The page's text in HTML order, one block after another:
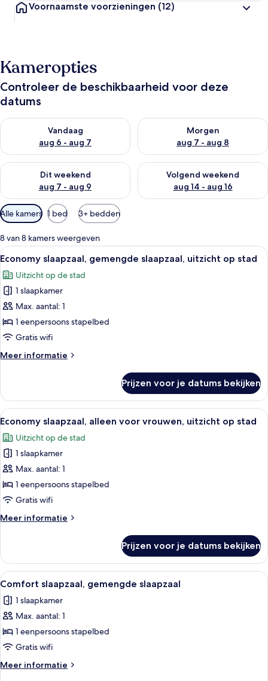
Voornaamste voorzieningen (12)
Kameropties
Controleer de beschikbaarheid voor deze
datums
Vandaag
aug 6 - aug 7
De beschikbaarheid controleren voor vanavond aug 6 - aug 7
Morgen
aug 7 - aug 8
De beschikbaarheid
Dit weekend
aug 7 - aug 9
De beschikbaarheid controleren voor dit weekend aug 7 -
Volgend weekend
aug 14 - aug 16
De beschikbaarheid
Beschikbare
filters
voor
kamers
Alle kamers 1 bed 3+ bedden
8 van 8 kamers weergeven
Alle
foto's
voor
Economy
slaapzaal,
gemengde
slaapzaal,
op
Een slaapkamer met stapelbed,
4
Economy slaapzaal, gemengde slaapzaal, uitzicht op stad
Uitzicht op de stad
1 slaapkamer
Max. aantal: 1
1 eenpersoons stapelbed
Gratis wifi
Meer informatie
Meer
slaapzaal,
gemengde
slaapzaal,
op
stad
Prijzen voor je datums bekijken
Alle
foto's
voor
Economy
slaapzaal,
alleen
voor
uitzicht
laden
Een slaapkamer met stapelbed,
4
Economy slaapzaal, alleen voor vrouwen, uitzicht op stad
Uitzicht op de stad
1 slaapkamer
Max. aantal: 1
1 eenpersoons stapelbed
Gratis wifi
Meer informatie
Meer
slaapzaal,
alleen
voor
uitzicht
op
Prijzen voor je datums bekijken
Alle
foto's
voor
Comfort
slaapzaal,
gemengde
slaapzaal
laden
Een slaapkamer met stapelbed,
5
Comfort slaapzaal, gemengde slaapzaal
1 slaapkamer
Max. aantal: 1
1 eenpersoons stapelbed
Gratis wifi
Meer informatie
Meer